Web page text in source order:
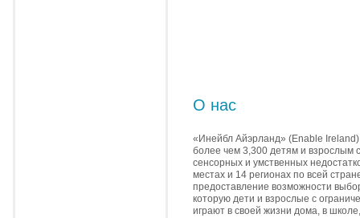
О нас
«Инейбл Айэрланд» (Enable Ireland)
более чем 3,300 детям и взрослым
сенсорных и умственных
местах и 14 регионах по всей
предоставление возможности
которую дети и взрослые с
играют в своей жизни дома, в